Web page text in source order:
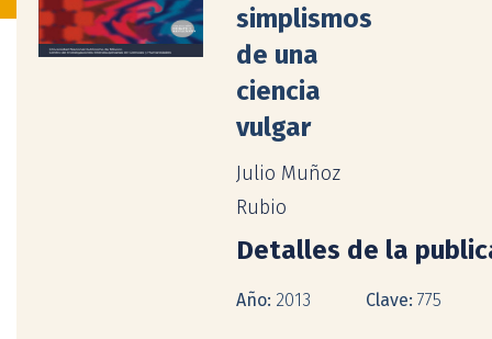
simplismos
de una
ciencia
vulgar
Julio Muñoz
Rubio
Detalles de la
Año: 2013 Clave:775